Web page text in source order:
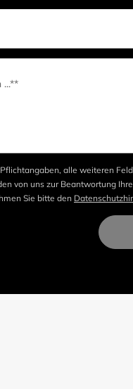
alle weiteren
von uns zur Beantwortung
Sie bitte den